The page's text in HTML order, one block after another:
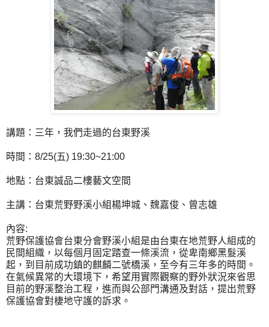
講題：三年，我們走過的台東野溪
時間：8/25(五) 19:30~21:00
地點：台東誠品二樓藝文空間
主講：台東荒野野溪小組楊坤城、魏嘉俊、曾志雄
內容:
荒野保護協會台東分會野溪小組是由台東在地荒野人組成的
民間組織，以每個月固定踏查一條溪流，從卑南鄉黑髮溪
起，到目前成功鎮的麒麟二號橋溪，至今有三年多的時間。
在氣候異常的大環境下，希望用實際觀察的野外狀況來省思
目前的野溪整治工程，進而與公部門溝通及對話，提出荒野
保護協會對棲地守護的訴求。